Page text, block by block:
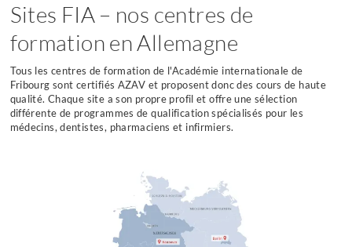
Sites FIA – nos centres de
formation en Allemagne
Tous les centres de formation de l'Académie internationale de
Fribourg sont certifiés AZAV et proposent donc des cours de haute
qualité. Chaque site a son propre profil et offre une sélection
différente de programmes de qualification spécialisés pour les
médecins, dentistes, pharmaciens et infirmiers.